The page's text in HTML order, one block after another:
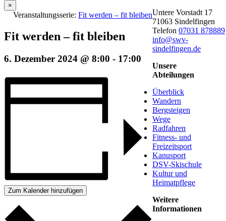
×
Veranstaltungsserie: Fit werden – fit bleiben
Fit werden – fit bleiben
6. Dezember 2024 @ 8:00 - 17:00
Zum Kalender hinzufügen
Untere Vorstadt 17
71063 Sindelfingen
Telefon 07031 878889
info@swv-
sindelfingen.de
Unsere
Abteilungen
Überblick
Wandern
Bergsteigen
Wege
Radfahren
Fitness- und
Freizeitsport
Kanusport
DSV-Skischule
Kultur und
Heimatpflege
Weitere
Informationen